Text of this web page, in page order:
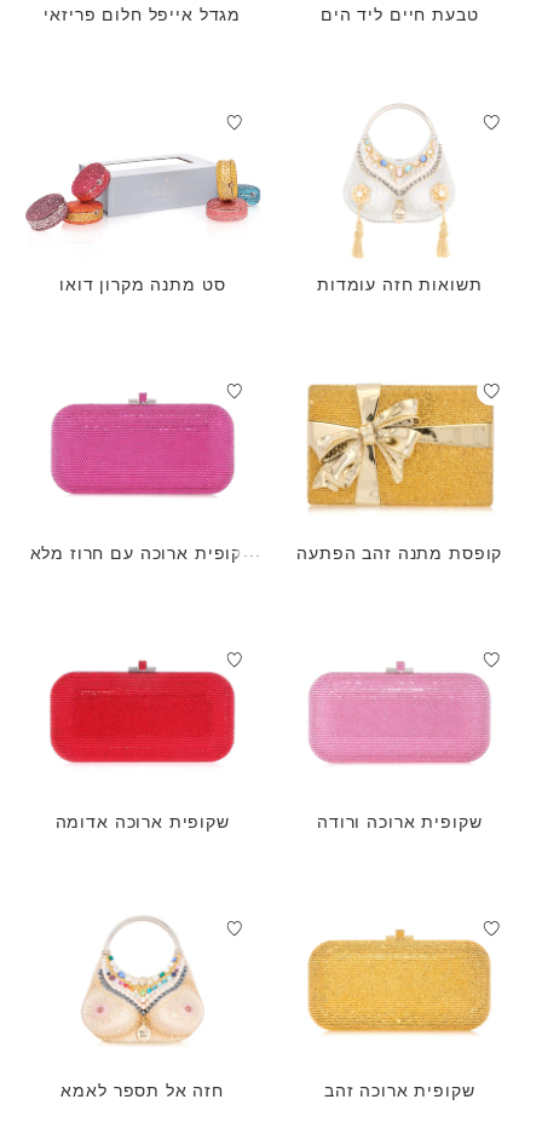
טבעת חיים ליד הים מגדל אייפל חלום פריזאי
תשואות חזה עומדות סט מתנה מקרון דואו
קופסת מתנה זהב הפתעה
שקופית ארוכה עם חרוז מלא
שקופית ארוכה ורודה שקופית ארוכה אדומה
שקופית ארוכה זהב חזה אל תספר לאמא